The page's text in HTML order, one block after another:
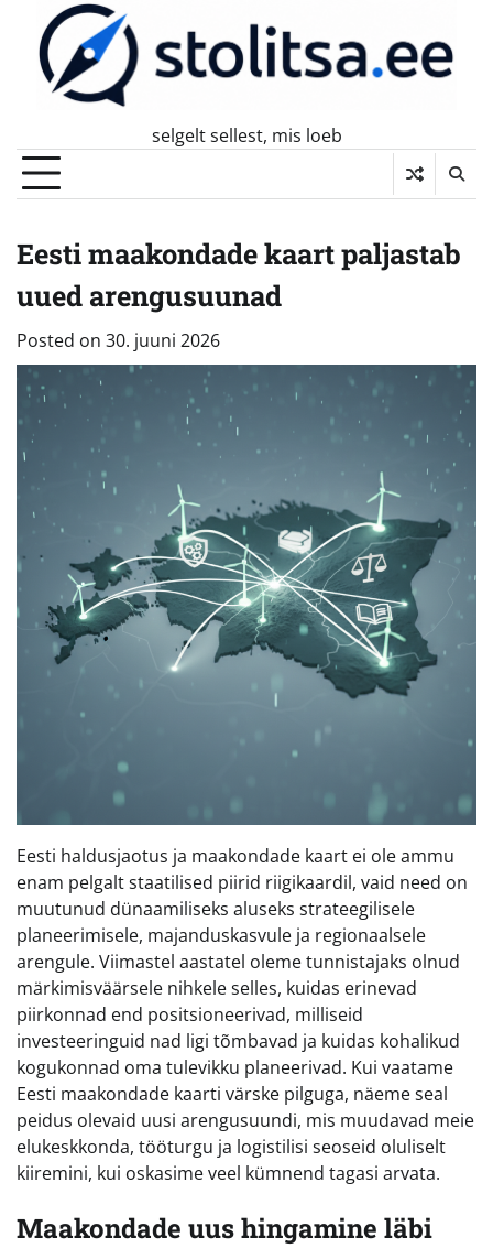
content
selgelt sellest, mis loeb
Eesti maakondade kaart paljastab
uued arengusuunad
Posted on 30. juuni 2026
Eesti haldusjaotus ja maakondade kaart ei ole ammu
enam pelgalt staatilised piirid riigikaardil, vaid need on
muutunud dünaamiliseks aluseks strateegilisele
planeerimisele, majanduskasvule ja regionaalsele
arengule. Viimastel aastatel oleme tunnistajaks olnud
märkimisväärsele nihkele selles, kuidas erinevad
piirkonnad end positsioneerivad, milliseid
investeeringuid nad ligi tõmbavad ja kuidas kohalikud
kogukonnad oma tulevikku planeerivad. Kui vaatame
Eesti maakondade kaarti värske pilguga, näeme seal
peidus olevaid uusi arengusuundi, mis muudavad meie
elukeskkonda, tööturgu ja logistilisi seoseid oluliselt
kiiremini, kui oskasime veel kümnend tagasi arvata.
Maakondade uus hingamine läbi